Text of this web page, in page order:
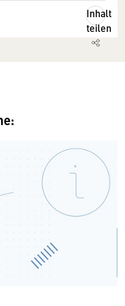
Inhalt
teilen